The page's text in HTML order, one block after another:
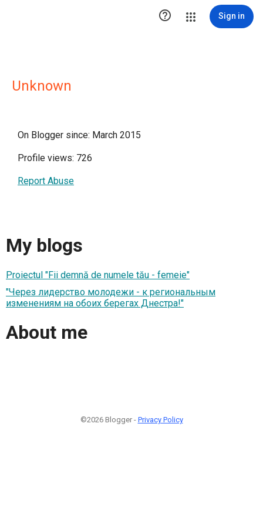
 Sign in
Unknown
On Blogger since: March 2015
Profile views: 726
Report Abuse
My blogs
Proiectul "Fii demnă de numele tău - femeie"
"Через лидерство молодежи - к региональным
изменениям на обоих берегах Днестра!"
About me
©2026 Blogger - Privacy Policy